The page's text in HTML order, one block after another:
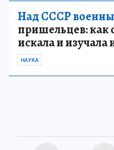
Над СССР
пришельцев: как
искала и
НАУКА